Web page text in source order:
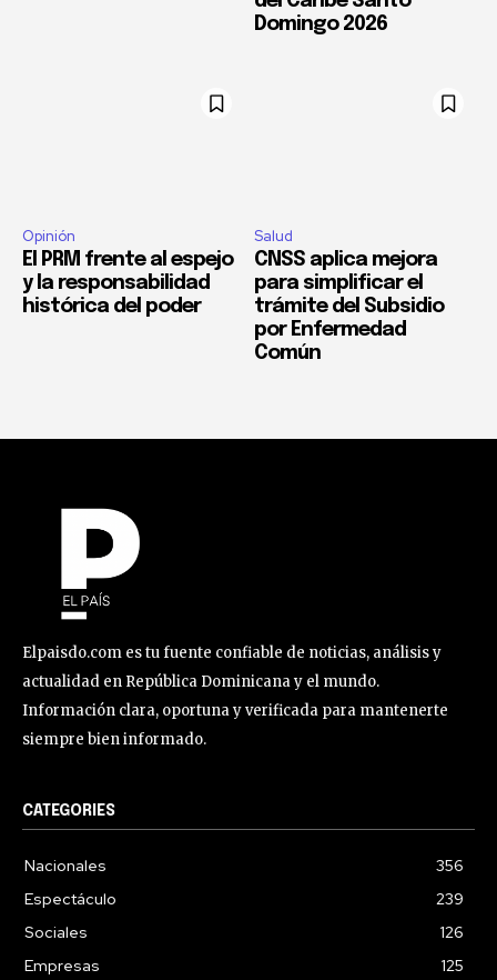
Domingo 2026
Opinión
El PRM frente al espejo
y la responsabilidad
histórica del poder
Salud
CNSS aplica mejora
para simplificar el
trámite del Subsidio
por Enfermedad
Común
Elpaisdo.com es tu fuente confiable de noticias, análisis y
actualidad en República Dominicana y el mundo.
Información clara, oportuna y verificada para mantenerte
siempre bien informado.
CATEGORIES
Nacionales
356
Espectáculo
239
Sociales
126
Empresas
125